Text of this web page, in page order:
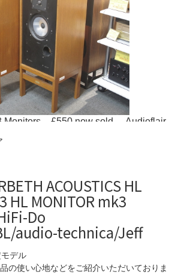
ACOUSTICS HL
MONITOR mk3
Do
audio-technica/Jeff
デル
の使い心地などをご紹介いただいておりま